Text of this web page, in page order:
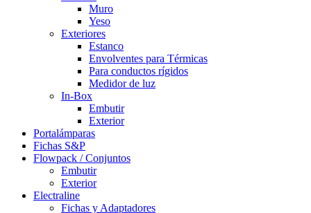
Muro
Yeso
Exteriores
Estanco
Envolventes para Térmicas
Para conductos rígidos
Medidor de luz
In-Box
Embutir
Exterior
Portalámparas
Fichas S&P
Flowpack / Conjuntos
Embutir
Exterior
Electraline
Fichas y Adaptadores